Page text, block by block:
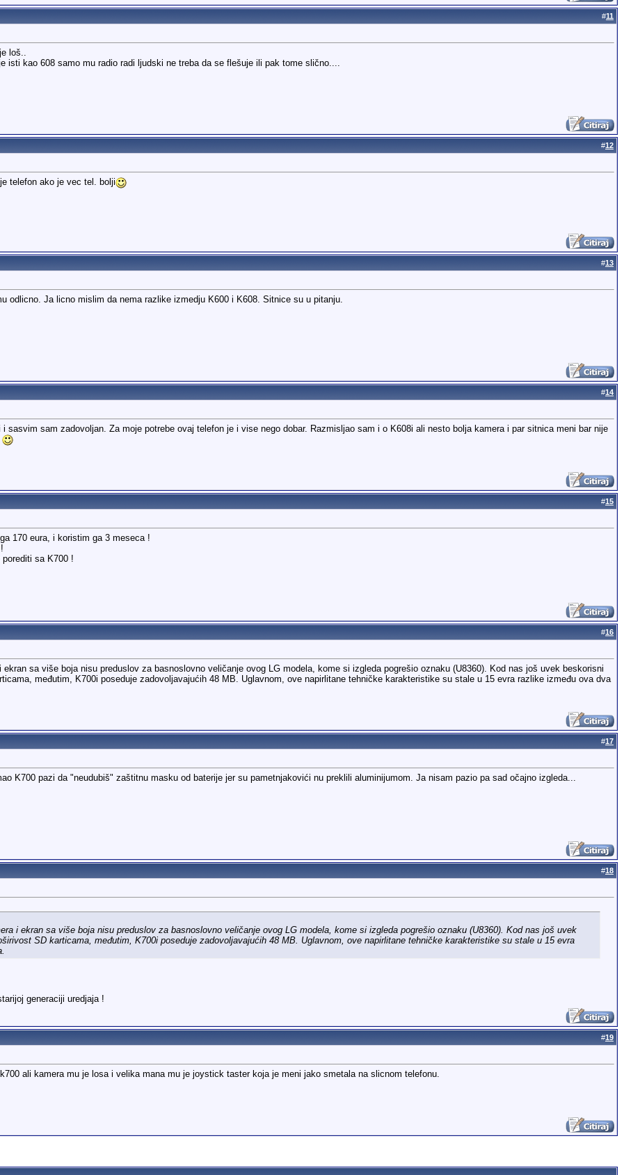
#11
loš..
isti kao 608 samo mu radio radi ljudski ne treba da se flešuje ili pak tome slično....
#12
telefon ako je vec tel. bolji
#13
odlicno. Ja licno mislim da nema razlike izmedju K600 i K608. Sitnice su u pitanju.
#14
sasvim sam zadovoljan. Za moje potrebe ovaj telefon je i vise nego dobar. Razmisljao sam i o K608i ali nesto bolja kamera i par sitnica meni bar nije
#15
170 eura, i koristim ga 3 meseca !
porediti sa K700 !
#16
ekran sa više boja nisu preduslov za basnoslovno veličanje ovog LG modela, kome si izgleda pogrešio oznaku (U8360). Kod nas još uvek beskorisni
međutim, K700i poseduje zadovoljavajućih 48 MB. Uglavnom, ove napirlitane tehničke karakteristike su stale u 15 evra razlike između ova dva
#17
K700 pazi da "neudubiš" zaštitnu masku od baterije jer su pametnjakovići nu preklili aluminijumom. Ja nisam pazio pa sad očajno izgleda...
#18
i ekran sa više boja nisu preduslov za basnoslovno veličanje ovog LG modela, kome si izgleda pogrešio oznaku (U8360). Kod nas još uvek
SD karticama, međutim, K700i poseduje zadovoljavajućih 48 MB. Uglavnom, ove napirlitane tehničke karakteristike su stale u 15 evra
generaciji uredjaja !
#19
ali kamera mu je losa i velika mana mu je joystick taster koja je meni jako smetala na slicnom telefonu.